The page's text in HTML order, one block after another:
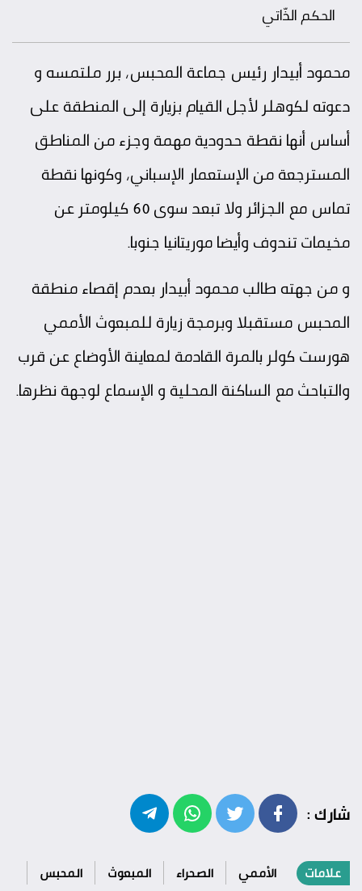
الحكم الذّاتي
محمود أبيدار رئيس جماعة المحبس، برر ملتمسه و
دعوته لكوهلر لأجل القيام بزيارة إلى المنطقة على
أساس أنها نقطة حدودية مهمة وجزء من المناطق
المسترجعة من الإستعمار الإسباني، وكونها نقطة
تماس مع الجزائر ولا تبعد سوى 60 كيلومتر عن
مخيمات تندوف وأيضا موريتانيا جنوبا.
و من جهته طالب محمود أبيدار بعدم إقصاء منطقة
المحبس مستقبلا وبرمجة زيارة للمبعوث الأممي
هورست كولر بالمرة القادمة لمعاينة الأوضاع عن قرب
والتباحث مع الساكنة المحلية و الإسماع لوجهة نظرها.
شارك :
علامات الأممي الصحراء المبعوث المحبس